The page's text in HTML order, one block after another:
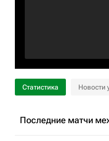
Статистика Новости
Последние матчи